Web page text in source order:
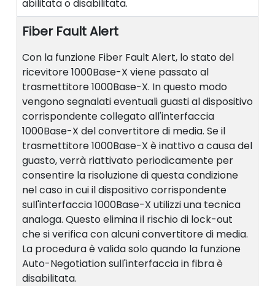
abilitata o disabilitata.
Fiber Fault Alert
Con la funzione Fiber Fault Alert, lo stato del
ricevitore 1000Base-X viene passato al
trasmettitore 1000Base-X. In questo modo
vengono segnalati eventuali guasti al dispositivo
corrispondente collegato all'interfaccia
1000Base-X del convertitore di media. Se il
trasmettitore 1000Base-X è inattivo a causa del
guasto, verrà riattivato periodicamente per
consentire la risoluzione di questa condizione
nel caso in cui il dispositivo corrispondente
sull'interfaccia 1000Base-X utilizzi una tecnica
analoga. Questo elimina il rischio di lock-out
che si verifica con alcuni convertitore di media.
La procedura è valida solo quando la funzione
Auto-Negotiation sull'interfaccia in fibra è
disabilitata.